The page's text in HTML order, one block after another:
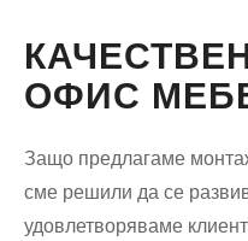
ОФИС
Защо предлагаме
сме решили да се
удовлетворяваме